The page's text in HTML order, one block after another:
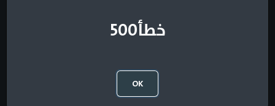
خطأ500
OK